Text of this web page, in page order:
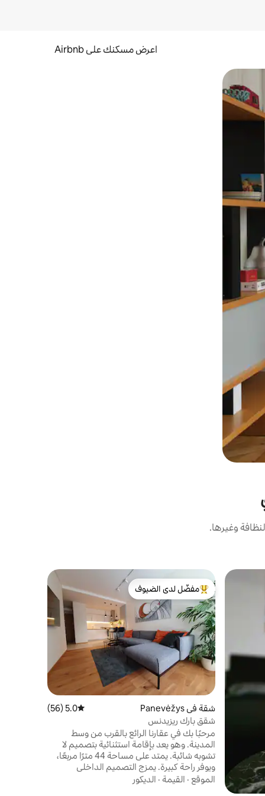
اعرض مسكنك على Airbnb
وغيرها.
من أبرز البيوت المفضّلة لدى الضيوف
مفضّل لدى الضيوف
شقة في Panevėžys متوسط التقييم 5.0 من 5، 56 مراجعات
5.0 (56)
شقق بارك ريزيدنس
مرحبًا بك في عقارنا الرائع بالقرب من وسط
المدينة. وهو يعد بإقامة استثنائية بتصميم لا
تشوبه شائبة. يمتد على مساحة 44 مترًا مربعًا،
ويوفر راحة كبيرة. يمزج التصميم الداخلي
المعاصر بين المفروشات اللذيذة، مما يخلق جوًا
الموقع · القيمة · الديكور